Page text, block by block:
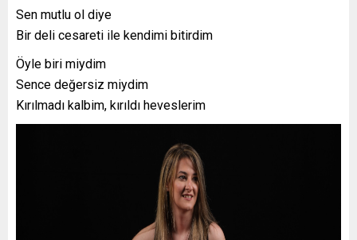
Sen mutlu ol diye
Bir deli cesareti ile kendimi bitirdim
Öyle biri miydim
Sence değersiz miydim
Kırılmadı kalbim, kırıldı heveslerim